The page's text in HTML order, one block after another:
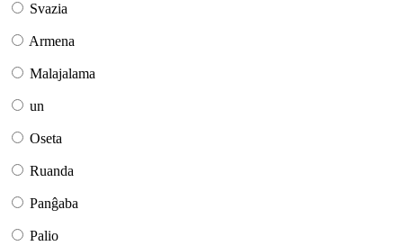
Svazia
Armena
Malajalama
un
Oseta
Ruanda
Panĝaba
Palio